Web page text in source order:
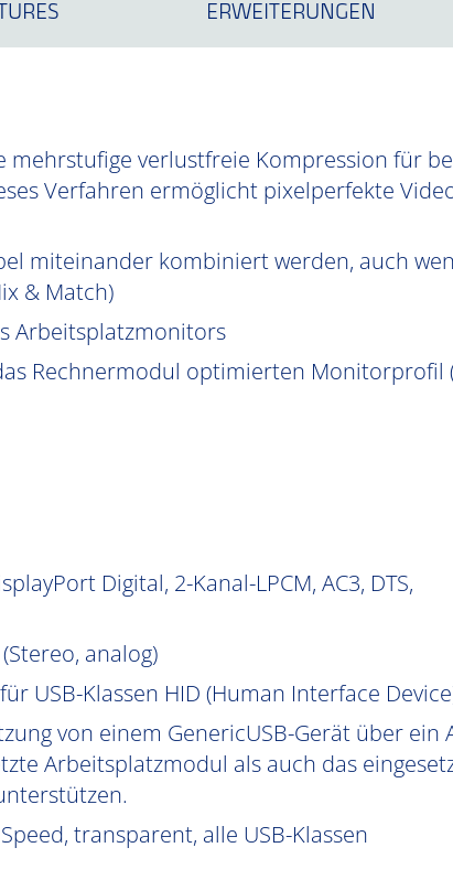
ERWEITERUNGEN
mehrstufige verlustfreie Kompression für
Verfahren ermöglicht pixelperfekte
miteinander kombiniert werden, auch
& Match)
Arbeitsplatzmonitors
Rechnermodul optimierten Monitorprofil
Digital, 2-Kanal-LPCM, AC3, DTS,
analog)
USB-Klassen HID (Human Interface
von einem GenericUSB-Gerät über
Arbeitsplatzmodul als auch das
transparent, alle USB-Klassen